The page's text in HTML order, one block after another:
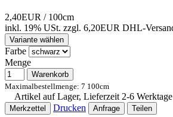
2,40EUR / 100cm
inkl. 19% USt. zzgl. 6,20EUR DHL-
Variante wählen
Farbe
Menge
Warenkorb
Maximalbestellmenge: 7 100cm
Artikel auf Lager, Lieferzeit 2-6 Werktage
Merkzettel Drucken Anfrage Teilen